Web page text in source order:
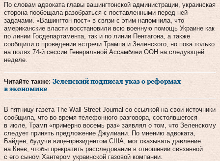
По словам адвоката главы вашингтонской администрации, украинская
сторона пообещала разобраться с поставленными перед ней
задачами. «Вашингтон пост» в связи с этим напомнила, что
американские власти восстановили всю военную помощь Украине как
по линии Госдепартамента, так и по линии Пентагона, а также
сообщили о проведении встречи Трампа и Зеленского, но пока только
на полях 74-й сессии Генеральной Ассамблеи ООН на следующей
неделе.
Читайте также: Зеленский подписал указ о реформах
в экономике
В пятницу газета The Wall Street Journal со ссылкой на свои источники
сообщила, что во время телефонного разговора, состоявшегося
в июле, Трамп «примерно восемь раз» заявлял о том, что Зеленскому
следует принять предложение Джулиани. По мнению адвоката,
Байден, будучи вице-президентом США, мог оказывать давление
на Киев, чтобы прекратить расследование в отношении связанной
с его сыном Хантером украинской газовой компании.